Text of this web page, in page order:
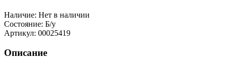
Наличие: Нет в наличии
Состояние: Б/у
Артикул: 00025419
Описание